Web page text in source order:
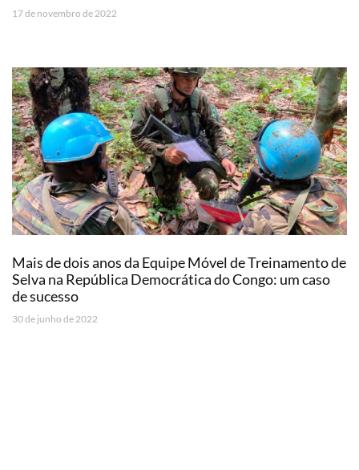
17 de novembro de 2022
Mais de dois anos da Equipe Móvel de Treinamento de
Selva na República Democrática do Congo: um caso
de sucesso
30 de junho de 2022